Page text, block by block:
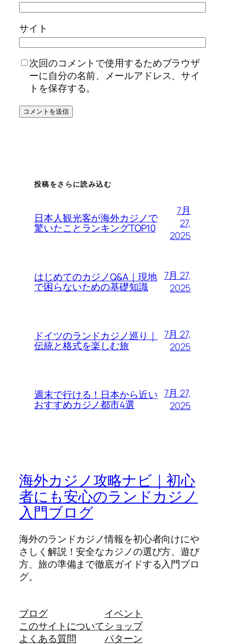
サイト
次回のコメントで使用するためブラウザ
ーに自分の名前、メールアドレス、サイ
トを保存する。
投稿をさらに読み込む
日本人観光客が海外カジノで
驚いたことランキングTOP10
7月
27,
2025
はじめてのカジノQ&A｜現地
で困らないための基礎知識
7月 27,
2025
ドイツのランドカジノ巡り｜
伝統と格式を楽しむ旅
7月 27,
2025
週末で行ける！日本から近い
おすすめカジノ都市4選
7月 27,
2025
海外カジノ攻略ナビ｜初心
者にも安心のランドカジノ
入門ブログ
海外のランドカジノ情報を初心者向けにや
さしく解説！安全なカジノの選び方、遊び
方、旅の準備まで徹底ガイドする入門ブロ
グ。
ブログ
このサイトについて
よくある質問
イベント
ショップ
パターン